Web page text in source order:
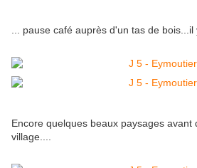
... pause café auprès d'un tas de
Encore quelques beaux paysages avant
village....